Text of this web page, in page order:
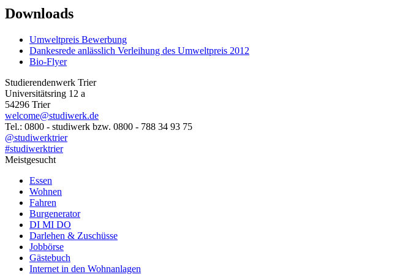
Downloads
Umweltpreis Bewerbung
Dankesrede anlässlich Verleihung des Umweltpreis 2012
Bio-Flyer
Studierendenwerk Trier
Universitätsring 12 a
54296 Trier
welcome@studiwerk.de
Tel.: 0800 - studiwerk bzw. 0800 - 788 34 93 75
@studiwerktrier
#studiwerktrier
Meistgesucht
Essen
Wohnen
Fahren
Burgenerator
DI MI DO
Darlehen & Zuschüsse
Jobbörse
Gästebuch
Internet in den Wohnanlagen